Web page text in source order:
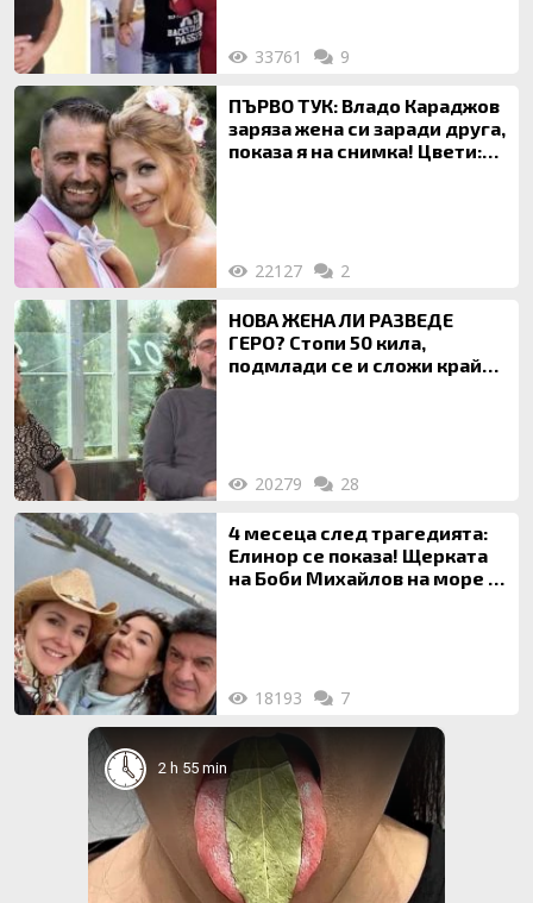
33761 9
ПЪРВО ТУК: Владо Караджов
заряза жена си заради друга,
показа я на снимка! Цвети:
22127 2
НОВА ЖЕНА ЛИ РАЗВЕДЕ
ГЕРО? Стопи 50 кила,
подмлади се и сложи край
20279 28
4 месеца след трагедията:
Елинор се показа! Щерката
на Боби Михайлов на море с
18193 7
2 h 55 min